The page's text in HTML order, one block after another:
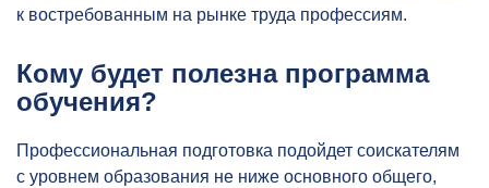
к востребованным на рынке труда профессиям.
Кому будет полезна программа
обучения?
Профессиональная подготовка подойдет соискателям
с уровнем образования не ниже основного общего,